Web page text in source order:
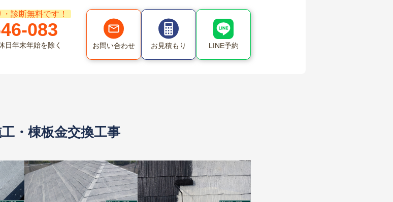
診断無料です！
083
日年末年始を除く お問い合わせ お見積もり LINE予約
・棟板金交換工事